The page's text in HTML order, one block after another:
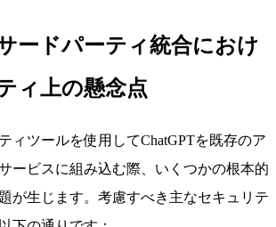
ードパーティ統合におけ
ィ上の懸念点
ィツールを使用してChatGPTを既存のア
ービスに組み込む際、いくつかの根本的
が生じます。考慮すべき主なセキュリテ